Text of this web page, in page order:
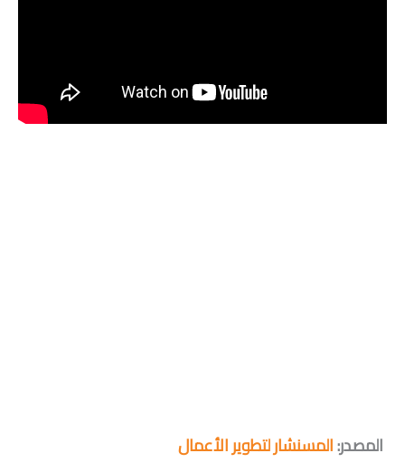
المصدر:المسنشار لتطوير الأعمال